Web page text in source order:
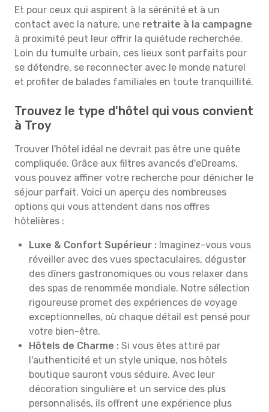
Et pour ceux qui aspirent à la sérénité et à un
contact avec la nature, une retraite à la campagne
à proximité peut leur offrir la quiétude recherchée.
Loin du tumulte urbain, ces lieux sont parfaits pour
se détendre, se reconnecter avec le monde naturel
et profiter de balades familiales en toute tranquillité.
Trouvez le type d'hôtel qui vous convient
à Troy
Trouver l'hôtel idéal ne devrait pas être une quête
compliquée. Grâce aux filtres avancés d'eDreams,
vous pouvez affiner votre recherche pour dénicher le
séjour parfait. Voici un aperçu des nombreuses
options qui vous attendent dans nos offres
hôtelières :
Luxe & Confort Supérieur : Imaginez-vous vous
réveiller avec des vues spectaculaires, déguster
des dîners gastronomiques ou vous relaxer dans
des spas de renommée mondiale. Notre sélection
rigoureuse promet des expériences de voyage
exceptionnelles, où chaque détail est pensé pour
votre bien-être.
Hôtels de Charme : Si vous êtes attiré par
l'authenticité et un style unique, nos hôtels
boutique sauront vous séduire. Avec leur
décoration singulière et un service des plus
personnalisés, ils offrent une expérience plus